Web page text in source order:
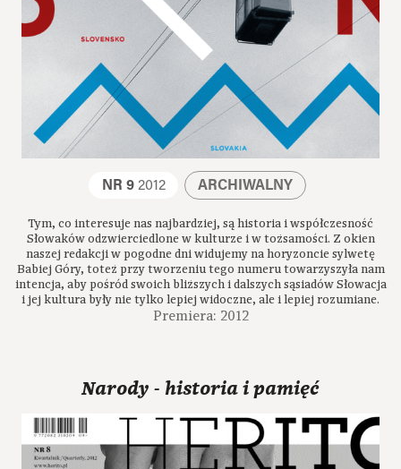
NR 92012 ARCHIWALNY
Tym, co interesuje nas najbardziej, są historia i współczesność
Słowaków odzwierciedlone w kulturze i w tożsamości. Z okien
naszej redakcji w pogodne dni widujemy na horyzoncie sylwetę
Babiej Góry, toteż przy tworzeniu tego numeru towarzyszyła nam
intencja, aby pośród swoich bliższych i dalszych sąsiadów Słowacja
i jej kultura były nie tylko lepiej widoczne, ale i lepiej rozumiane.
Premiera: 2012
Narody - historia i pamięć